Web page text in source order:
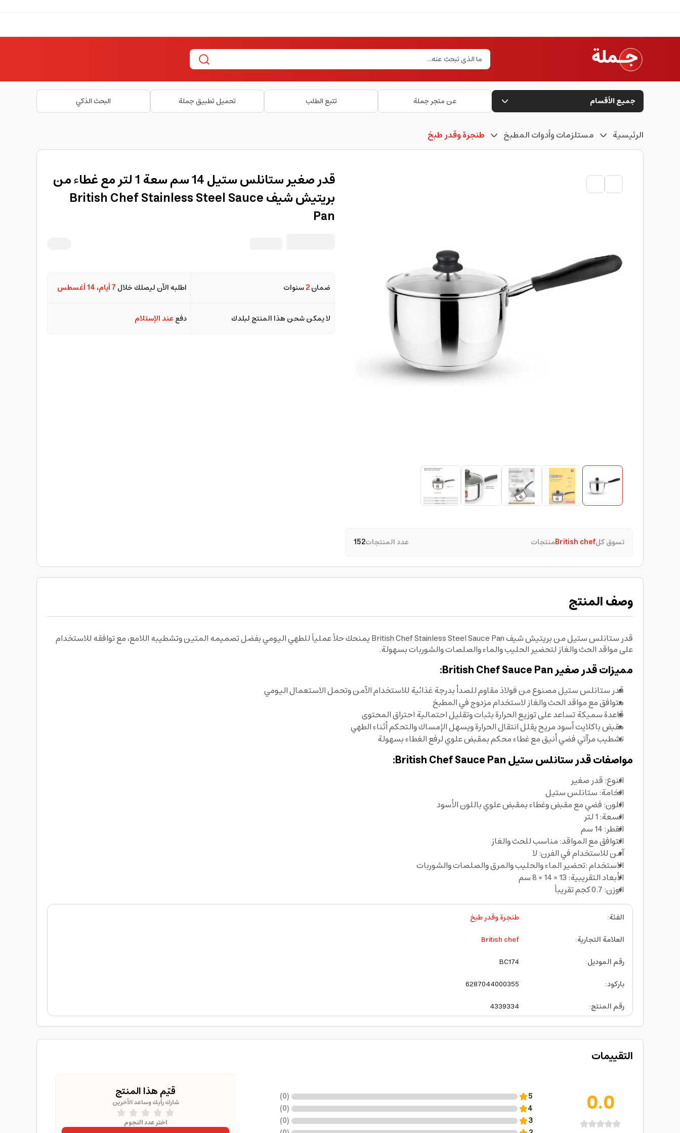
جميع الأقسام عن متجر جملة تتبع الطلب تحميل تطبيق جملة البحث الذكي
الرئيسية مستلزمات وأدوات المطبخ طنجرة وقدر طبخ
تسوق كلBritish chefمنتجات عدد المنتجات152
قدر صغير ستانلس ستيل 14 سم سعة 1 لتر مع غطاء من
بريتيش شيف British Chef Stainless Steel Sauce
Pan
ضمان2سنوات اطلبه الآن ليصلك خلال 7 أيام ، 14 أغسطس
لا يمكن شحن هذا المنتج لبلدك دفععند الإستلام
وصف المنتج
قدر ستانلس ستيل من بريتيش شيف British Chef Stainless Steel Sauce Pan يمنحك حلاً عملياً للطهي اليومي بفضل تصميمه المتين وتشطيبه اللامع، مع توافقه للاستخدام
على مواقد الحث والغاز لتحضير الحليب والماء والصلصات والشوربات بسهولة.
مميزات قدر صغير British Chef Sauce Pan:
قدر ستانلس ستيل مصنوع من فولاذ مقاوم للصدأ بدرجة غذائية للاستخدام الآمن وتحمل الاستعمال اليومي
متوافق مع مواقد الحث والغاز لاستخدام مزدوج في المطبخ
قاعدة سميكة تساعد على توزيع الحرارة بثبات وتقليل احتمالية احتراق المحتوى
مقبض باكلايت أسود مريح يقلل انتقال الحرارة ويسهل الإمساك والتحكم أثناء الطهي
تشطيب مرآتي فضي أنيق مع غطاء محكم بمقبض علوي لرفع الغطاء بسهولة
مواصفات قدر ستانلس ستيل British Chef Sauce Pan:
النوع: قدر صغير
الخامة: ستانلس ستيل
اللون: فضي مع مقبض وغطاء بمقبض علوي باللون الأسود
السعة: 1 لتر
القطر: 14 سم
التوافق مع المواقد: مناسب للحث والغاز
آمن للاستخدام في الفرن: لا
الاستخدام :تحضير الماء والحليب والمرق والصلصات والشوربات
الأبعاد التقريبية: 13 × 14 × 8 سم
الوزن: 0.7 كجم تقريباً
الفئة:
طنجرة وقدر طبخ
العلامة التجارية:
British chef
رقم الموديل:
BC174
باركود:
6287044000355
رقم المنتج:
4339334
التقييمات
0.0
5
(
0
)
4
(
0
)
3
(
0
)
قيّم هذا المنتج
شارك رأيك وساعد الآخرين
اختر عدد النجوم